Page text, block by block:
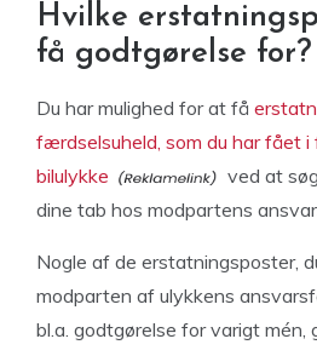
Hvilke
få godtgørelse for?
Du har mulighed for at få
færdselsuheld, som du har fået i
bilulykke
ved at
dine tab hos modpartens
Nogle af de erstatningsposter,
modparten af ulykkens
bl.a. godtgørelse for varigt mén,